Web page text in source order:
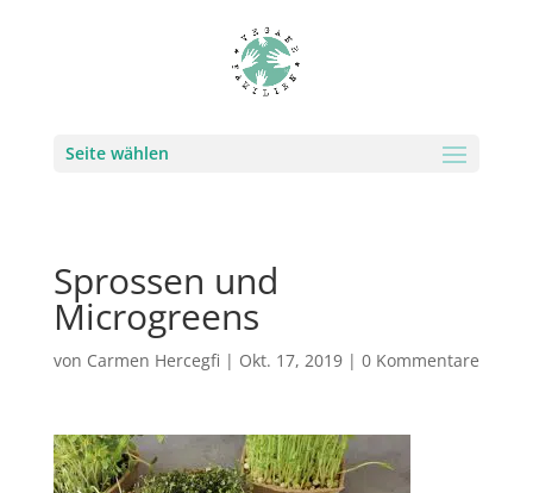
Seite wählen
Sprossen und
Microgreens
von Carmen Hercegfi | Okt. 17, 2019| 0 Kommentare